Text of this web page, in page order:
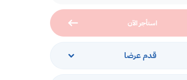
استأجر الآن
قدم عرضا